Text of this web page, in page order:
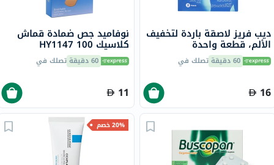
ديب فريز لاصقة باردة لتخفيف
الألم، قطعة واحدة
60 دقيقة تصلك في
16
نوفاميد جص ضمادة قماش
كلاسيك 100 HY1147
60 دقيقة تصلك في
11
20% خصم